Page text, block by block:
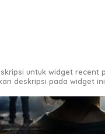
untuk widget recent
deskripsi pada widget ini.